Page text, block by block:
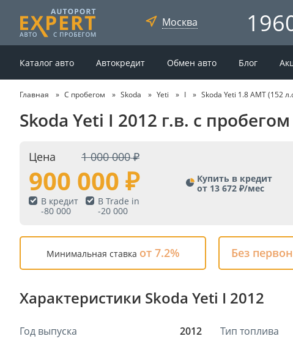
Москва
Каталог авто Автокредит Обмен авто Блог
Главная С пробегом Skoda Yeti I Skoda Yeti 1.8 AMT (152
Skoda Yeti I 2012 г.в. с
Цена 1 000 000
900 000
В кредит
-80 000
В Trade in
-20 000
Купить в кредит
от 13 672 ₽/мес
Минимальная ставка от 7.2% Без
Характеристики Skoda Yeti I 2012
Год выпуска 2012 Тип топлива